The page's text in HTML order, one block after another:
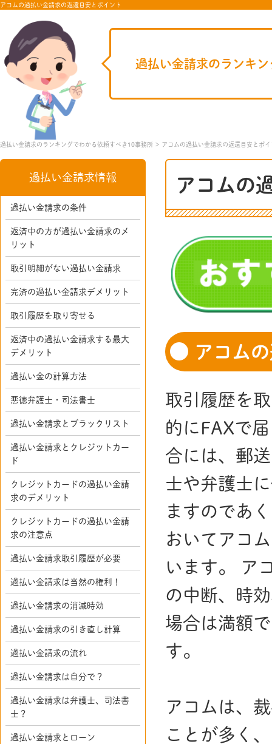
アコムの過払い金請求の返還目安とポイント
過払い金請求のランキ
過払い金請求のランキングでわかる依頼すべき10事務所 アコムの過払い金請求の返還目安とポイ
アコムの
アコム
取引履歴を
的にFAXで
合には、郵
士や弁護士
ますのであ
おいてアコ
います。 ア
の中断、時
場合は満額
す。
アコムは、
ことが多く
過払い金請求情報
過払い金請求の条件
返済中の方が過払い金請求のメ
リット
取引明細がない過払い金請求
完済の過払い金請求デメリット
取引履歴を取り寄せる
返済中の過払い金請求する最大
デメリット
過払い金の計算方法
悪徳弁護士・司法書士
過払い金請求とブラックリスト
過払い金請求とクレジットカー
ド
クレジットカードの過払い金請
求のデメリット
クレジットカードの過払い金請
求の注意点
過払い金請求取引履歴が必要
過払い金請求は当然の権利！
過払い金請求の消滅時効
過払い金請求の引き直し計算
過払い金請求の流れ
過払い金請求は自分で？
過払い金請求は弁護士、司法書
士？
過払い金請求とローン